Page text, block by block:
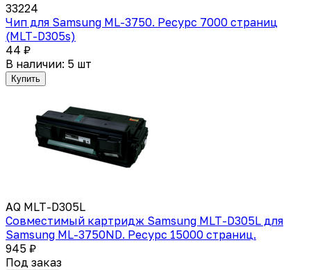
33224
Чип для Samsung ML-3750. Ресурс 7000 страниц
(MLT-D305s)
44 ₽
В наличии: 5 шт
Купить
AQ MLT-D305L
Совместимый картридж Samsung MLT-D305L для
Samsung ML-3750ND. Ресурс 15000 страниц.
945 ₽
Под заказ